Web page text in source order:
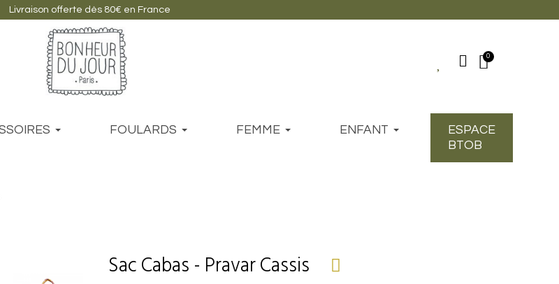
Livraison offerte dès 80€ en France
FOULARDS FEMME ENFANT
ESPACE
BTOB
Sac Cabas - Pravar Cassis